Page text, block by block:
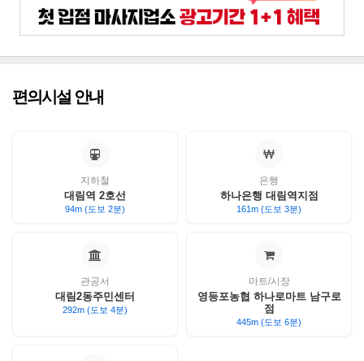
편의시설 안내
지하철
대림역 2호선
94m (도보 2분)
은행
하나은행 대림역지점
161m (도보 3분)
관공서
대림2동주민센터
292m (도보 4분)
마트/시장
영등포농협 하나로마트 남구로
점
445m (도보 6분)